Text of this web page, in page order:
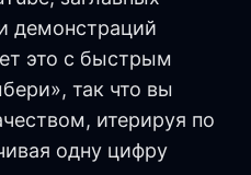
демонстраций
это с быстрым
так что вы
итерируя по
одну цифру